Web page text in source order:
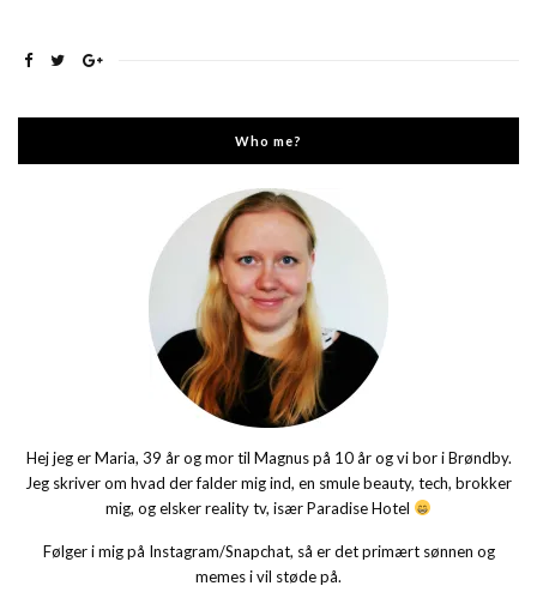
Who me?
Hej jeg er Maria, 39 år og mor til Magnus på 10 år og vi bor i Brøndby.
Jeg skriver om hvad der falder mig ind, en smule beauty, tech, brokker
mig, og elsker reality tv, især Paradise Hotel
Følger i mig på Instagram/Snapchat, så er det primært sønnen og
memes i vil støde på.